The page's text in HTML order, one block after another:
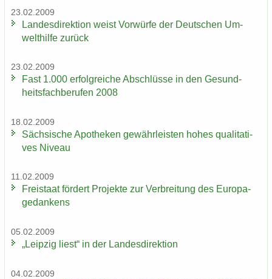
23.02.2009
Lan­des­di­rek­ti­on weist Vor­wür­fe der Deut­schen Um­
welt­hil­fe zu­rück
23.02.2009
Fast 1.000 er­folg­rei­che Ab­schlüs­se in den Ge­sund­
heits­fach­be­ru­fen 2008
18.02.2009
Säch­si­sche Apo­the­ken ge­währ­leis­ten hohes qua­li­ta­ti­
ves Ni­veau
11.02.2009
Frei­staat för­dert Pro­jek­te zur Ver­brei­tung des Eu­ro­pa­
ge­dan­kens
05.02.2009
„Leip­zig liest“ in der Lan­des­di­rek­ti­on
04.02.2009